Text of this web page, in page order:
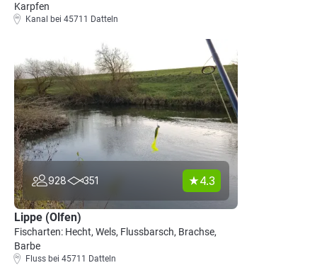
Karpfen
Kanal bei 45711 Datteln
928 351 4.3
Lippe (Olfen)
Fischarten: Hecht, Wels, Flussbarsch, Brachse,
Barbe
Fluss bei 45711 Datteln